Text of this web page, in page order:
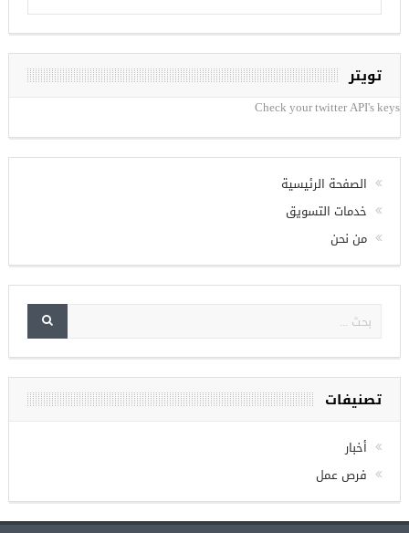
تويتر
Check your twitter API's keys
الصفحة الرئيسية
خدمات التسويق
من نحن
تصنيفات
أخبار
فرص عمل